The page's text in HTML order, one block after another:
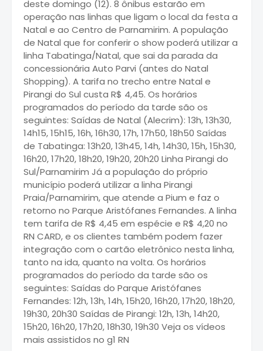
deste domingo (12). 8 ônibus estarão em
operação nas linhas que ligam o local da festa a
Natal e ao Centro de Parnamirim. A população
de Natal que for conferir o show poderá utilizar a
linha Tabatinga/Natal, que sai da parada da
concessionária Auto Parvi (antes do Natal
Shopping). A tarifa no trecho entre Natal e
Pirangi do Sul custa R$ 4,45. Os horários
programados do período da tarde são os
seguintes: Saídas de Natal (Alecrim): 13h, 13h30,
14h15, 15h15, 16h, 16h30, 17h, 17h50, 18h50 Saídas
de Tabatinga: 13h20, 13h45, 14h, 14h30, 15h, 15h30,
16h20, 17h20, 18h20, 19h20, 20h20 Linha Pirangi do
Sul/Parnamirim Já a população do próprio
município poderá utilizar a linha Pirangi
Praia/Parnamirim, que atende a Pium e faz o
retorno no Parque Aristófanes Fernandes. A linha
tem tarifa de R$ 4,45 em espécie e R$ 4,20 no
RN CARD, e os clientes também podem fazer
integração com o cartão eletrônico nesta linha,
tanto na ida, quanto na volta. Os horários
programados do período da tarde são os
seguintes: Saídas do Parque Aristófanes
Fernandes: 12h, 13h, 14h, 15h20, 16h20, 17h20, 18h20,
19h30, 20h30 Saídas de Pirangi: 12h, 13h, 14h20,
15h20, 16h20, 17h20, 18h30, 19h30 Veja os vídeos
mais assistidos no g1 RN